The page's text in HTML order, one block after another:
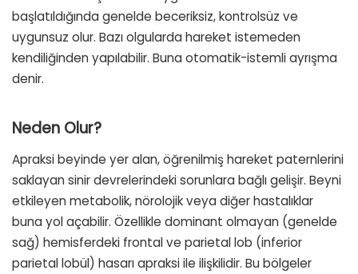
başlatıldığında genelde beceriksiz, kontrolsüz ve
uygunsuz olur. Bazı olgularda hareket istemeden
kendiliğinden yapılabilir. Buna otomatik-istemli ayrışma
denir.
Neden Olur?
Apraksi beyinde yer alan, öğrenilmiş hareket paternlerini
saklayan sinir devrelerindeki sorunlara bağlı gelişir. Beyni
etkileyen metabolik, nörolojik veya diğer hastalıklar
buna yol açabilir. Özellikle dominant olmayan (genelde
sağ) hemisferdeki frontal ve parietal lob (inferior
parietal lobül) hasarı apraksi ile ilişkilidir. Bu bölgeler